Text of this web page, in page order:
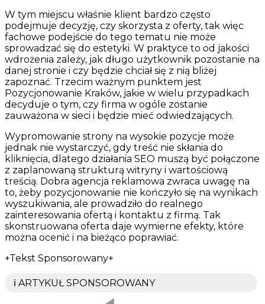
W tym miejscu właśnie klient bardzo często
podejmuje decyzję, czy skorzysta z oferty, tak więc
fachowe podejście do tego tematu nie może
sprowadzać się do estetyki. W praktyce to od jakości
wdrożenia zależy, jak długo użytkownik pozostanie na
danej stronie i czy będzie chciał się z nią bliżej
zapoznać. Trzecim ważnym punktem jest
Pozycjonowanie Kraków, jakie w wielu przypadkach
decyduje o tym, czy firma w ogóle zostanie
zauważona w sieci i będzie mieć odwiedzających.
Wypromowanie strony na wysokie pozycje może
jednak nie wystarczyć, gdy treść nie skłania do
kliknięcia, dlatego działania SEO muszą być połączone
z zaplanowaną strukturą witryny i wartościową
treścią. Dobra agencja reklamowa zwraca uwagę na
to, żeby pozycjonowanie nie kończyło się na wynikach
wyszukiwania, ale prowadziło do realnego
zainteresowania ofertą i kontaktu z firmą. Tak
skonstruowana oferta daje wymierne efekty, które
można ocenić i na bieżąco poprawiać.
+Tekst Sponsorowany+
ℹ️ ARTYKUŁ SPONSOROWANY